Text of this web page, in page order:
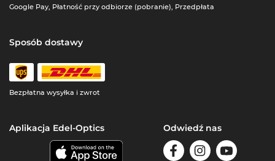
Google Pay, Płatność przy odbiorze (pobranie), Przedpłata
Sposób dostawy
Bezpłatna wysyłka i zwrot
Aplikacja Edel-Optics Odwiedź nas